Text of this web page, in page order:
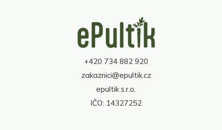
+420 734 882 920
zakaznici@epultik.cz
epultik s.r.o.
IČO: 14327252